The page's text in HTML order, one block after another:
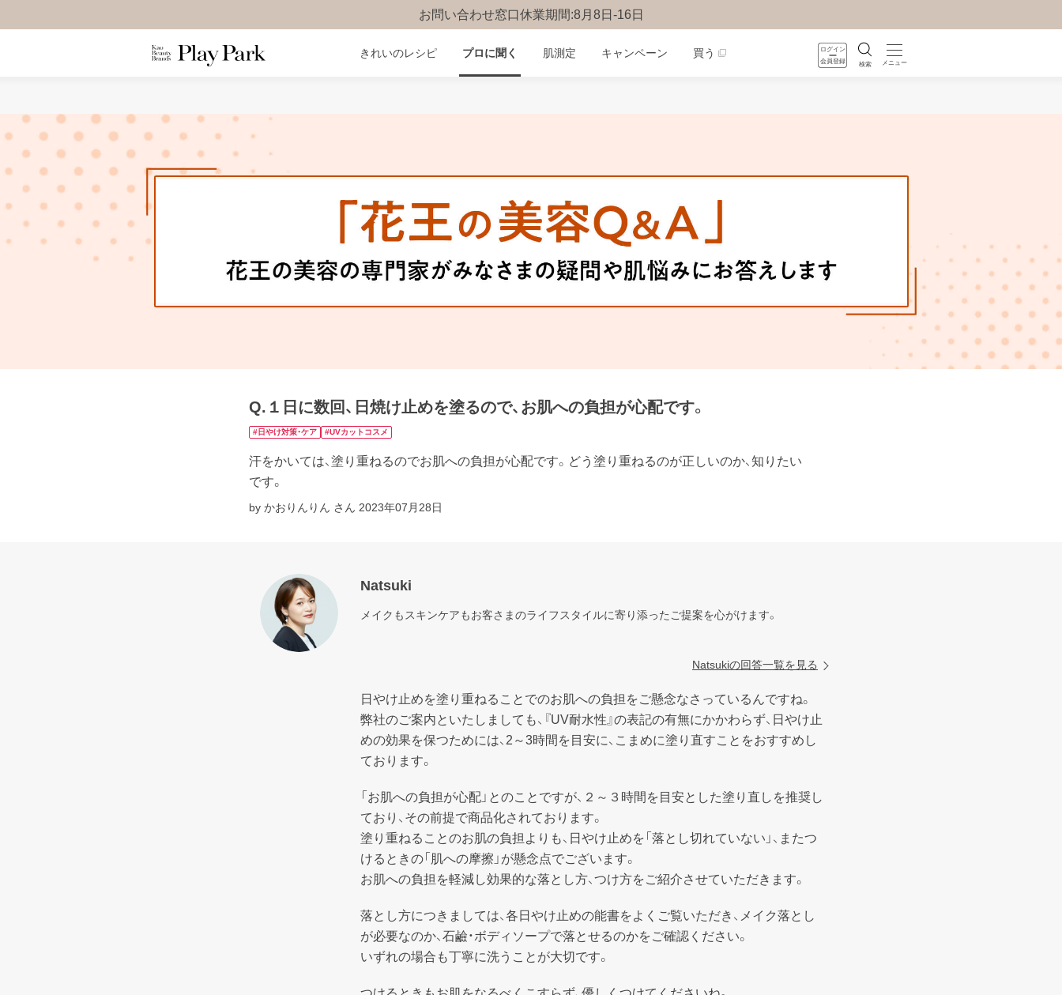
お問い合わせ窓口休業期間:8月8日-16日
ログイン
会員登録
検索 メニュー
きれいのレシピ プロに聞く 肌測定 キャンペーン 買う
Q.１日に数回、日焼け止めを塗るので、お肌への負担が心配です。
#日やけ対策・ケア #UVカットコスメ
汗をかいては、塗り重ねるのでお肌への負担が心配です。どう塗り重ねるのが正しいのか、知りたい
です。
by かおりんりん さん 2023年07月28日
Natsuki
メイクもスキンケアもお客さまのライフスタイルに寄り添ったご提案を心がけます。
Natsukiの回答一覧を見る
日やけ止めを塗り重ねることでのお肌への負担をご懸念なさっているんですね。
弊社のご案内といたしましても、『UV耐水性』の表記の有無にかかわらず、日やけ止
めの効果を保つためには、2～3時間を目安に、こまめに塗り直すことをおすすめし
ております。
「お肌への負担が心配」とのことですが、２～３時間を目安とした塗り直しを推奨し
ており、その前提で商品化されております。
塗り重ねることのお肌の負担よりも、日やけ止めを「落とし切れていない」、またつ
けるときの「肌への摩擦」が懸念点でございます。
お肌への負担を軽減し効果的な落とし方、つけ方をご紹介させていただきます。
落とし方につきましては、各日やけ止めの能書をよくご覧いただき、メイク落とし
が必要なのか、石鹼・ボディソープで落とせるのかをご確認ください。
いずれの場合も丁寧に洗うことが大切です。